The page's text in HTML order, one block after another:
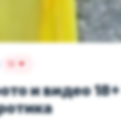
и видео 18+ |